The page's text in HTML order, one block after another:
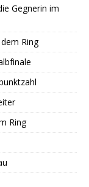
Gegnerin im
Ring
Ring